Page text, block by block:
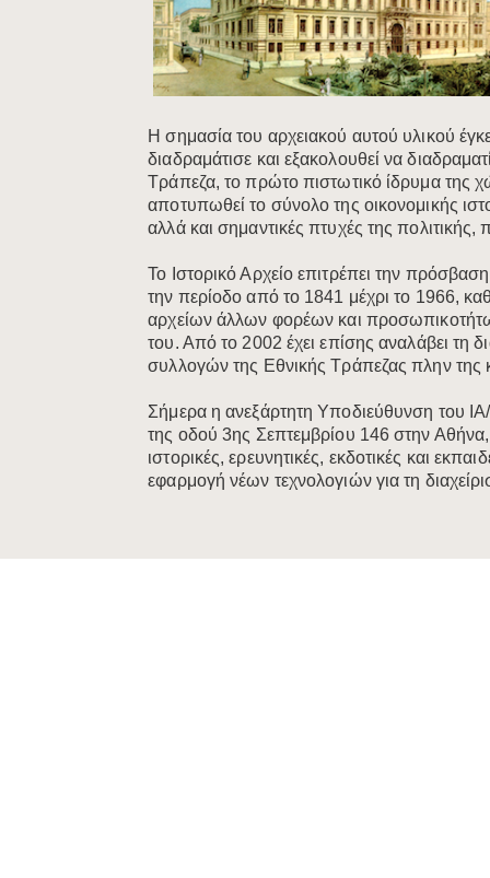
Η σημασία του αρχειακού αυτού υλικού
διαδραμάτισε και εξακολουθεί να
Τράπεζα, το πρώτο πιστωτικό ίδρυμα της
αποτυπωθεί το σύνολο της οικονομικής
αλλά και σημαντικές πτυχές της πολιτικής,
Το Ιστορικό Αρχείο επιτρέπει την
την περίοδο από το 1841 μέχρι το 1966,
αρχείων άλλων φορέων και
του. Από το 2002 έχει επίσης αναλάβει τη
συλλογών της Εθνικής Τράπεζας πλην της
Σήμερα η ανεξάρτητη Υποδιεύθυνση του
της οδού 3ης Σεπτεμβρίου 146 στην Αθήνα,
ιστορικές, ερευνητικές, εκδοτικές και
εφαρμογή νέων τεχνολογιών για τη